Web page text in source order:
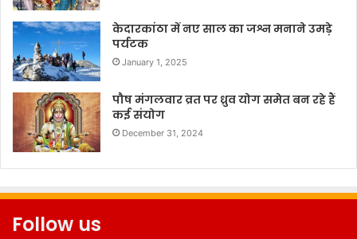
केदारकांठा में नए साल का जश्न मनाने उमड़े
पर्यटक
January 1, 2025
पौष मंगलवार व्रत पर ध्रुव योग समेत बन रहे हैं
कई संयोग
December 31, 2024
Follow us